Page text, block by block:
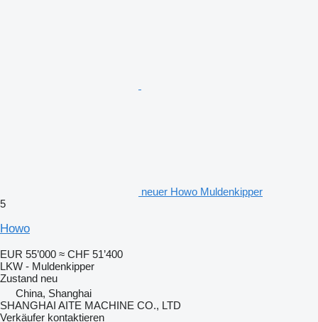
neuer Howo Muldenkipper
5
Howo
EUR 55’000 ≈ CHF 51’400
LKW - Muldenkipper
Zustand neu
China, Shanghai
SHANGHAI AITE MACHINE CO., LTD
Verkäufer kontaktieren